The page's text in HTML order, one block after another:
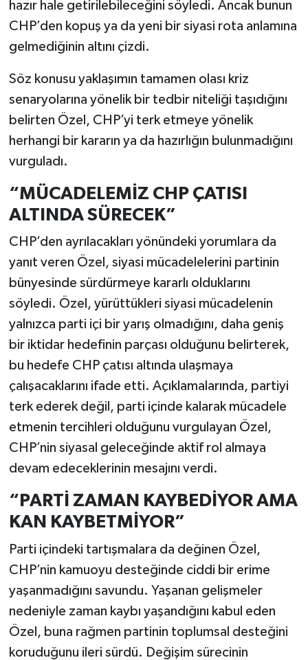
hazır hale getirilebileceğini söyledi. Ancak bunun
CHP’den kopuş ya da yeni bir siyasi rota anlamına
gelmediğinin altını çizdi.
Söz konusu yaklaşımın tamamen olası kriz
senaryolarına yönelik bir tedbir niteliği taşıdığını
belirten Özel, CHP’yi terk etmeye yönelik
herhangi bir kararın ya da hazırlığın bulunmadığını
vurguladı.
“MÜCADELEMİZ CHP ÇATISI
ALTINDA SÜRECEK”
CHP’den ayrılacakları yönündeki yorumlara da
yanıt veren Özel, siyasi mücadelelerini partinin
bünyesinde sürdürmeye kararlı olduklarını
söyledi. Özel, yürüttükleri siyasi mücadelenin
yalnızca parti içi bir yarış olmadığını, daha geniş
bir iktidar hedefinin parçası olduğunu belirterek,
bu hedefe CHP çatısı altında ulaşmaya
çalışacaklarını ifade etti. Açıklamalarında, partiyi
terk ederek değil, parti içinde kalarak mücadele
etmenin tercihleri olduğunu vurgulayan Özel,
CHP’nin siyasal geleceğinde aktif rol almaya
devam edeceklerinin mesajını verdi.
“PARTİ ZAMAN KAYBEDİYOR AMA
KAN KAYBETMİYOR”
Parti içindeki tartışmalara da değinen Özel,
CHP’nin kamuoyu desteğinde ciddi bir erime
yaşanmadığını savundu. Yaşanan gelişmeler
nedeniyle zaman kaybı yaşandığını kabul eden
Özel, buna rağmen partinin toplumsal desteğini
koruduğunu ileri sürdü. Değişim sürecinin